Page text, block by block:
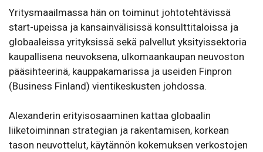
Yritysmaailmassa hän on toiminut johtotehtävissä
start-upeissa ja kansainvälisissä konsulttitaloissa ja
globaaleissa yrityksissä sekä palvellut yksityissektoria
kaupallisena neuvoksena, ulkomaankaupan neuvoston
pääsihteerinä, kauppakamarissa ja useiden Finpron
(Business Finland) vientikeskusten johdossa.
Alexanderin erityisosaaminen kattaa globaalin
liiketoiminnan strategian ja rakentamisen, korkean
tason neuvottelut, käytännön kokemuksen verkostojen